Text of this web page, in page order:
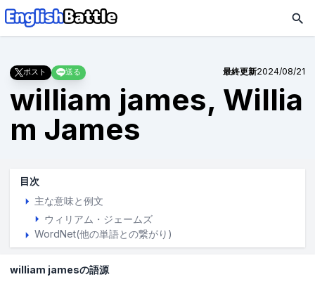
ポスト 送る 最終更新2024/08/21
william james, Willia
m James
目次
主な意味と例文
ウィリアム・ジェームズ
WordNet(他の単語との繋がり)
william jamesの語源